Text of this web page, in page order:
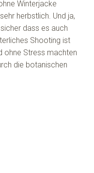
Winterjacke
herbstlich. Und ja,
dass es auch
Shooting ist
ohne Stress machten
die botanischen